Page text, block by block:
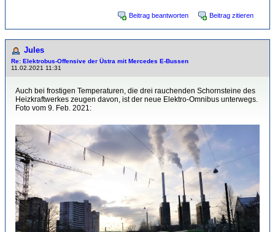
Beitrag beantworten Beitrag zitieren
Jules
Re: Elektrobus-Offensive der Üstra mit Mercedes E-Bussen
11.02.2021 11:31
Auch bei frostigen Temperaturen, die drei rauchenden Schornsteine des
Heizkraftwerkes zeugen davon, ist der neue Elektro-Omnibus unterwegs.
Foto vom 9. Feb. 2021: